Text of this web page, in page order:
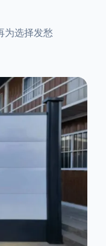
为选择发愁